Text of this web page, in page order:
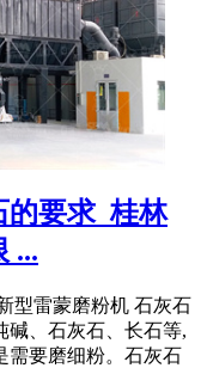
要求_桂林
...
型雷蒙磨粉机 石灰石
碱、石灰石、长石等,
需要磨细粉。石灰石